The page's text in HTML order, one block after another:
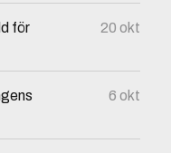
för
20 okt
6 okt